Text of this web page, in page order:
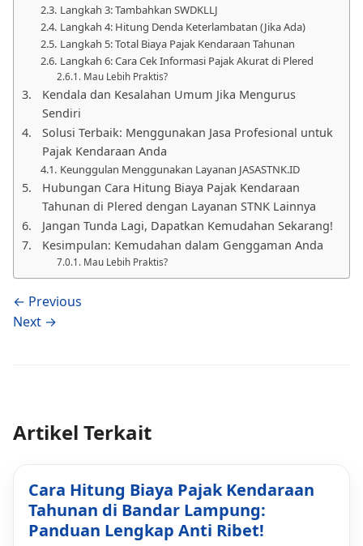
Langkah 3: Tambahkan SWDKLLJ
Langkah 4: Hitung Denda Keterlambatan (Jika Ada)
Langkah 5: Total Biaya Pajak Kendaraan Tahunan
Langkah 6: Cara Cek Informasi Pajak Akurat di Plered
Mau Lebih Praktis?
Kendala dan Kesalahan Umum Jika Mengurus
Sendiri
Solusi Terbaik: Menggunakan Jasa Profesional untuk
Pajak Kendaraan Anda
Keunggulan Menggunakan Layanan JASASTNK.ID
Hubungan Cara Hitung Biaya Pajak Kendaraan
Tahunan di Plered dengan Layanan STNK Lainnya
Jangan Tunda Lagi, Dapatkan Kemudahan Sekarang!
Kesimpulan: Kemudahan dalam Genggaman Anda
Mau Lebih Praktis?
← Previous
Next →
Artikel Terkait
Cara Hitung Biaya Pajak Kendaraan
Tahunan di Bandar Lampung:
Panduan Lengkap Anti Ribet!